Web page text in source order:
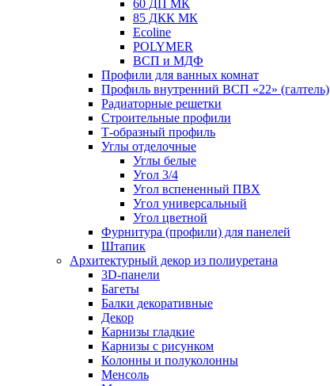
60 ДП МК
85 ДКК МК
Ecoline
POLYMER
ВСП и МДФ
Профили для ванных комнат
Профиль внутренний ВСП «22» (галтель)
Радиаторные решетки
Строительные профили
Т-образный профиль
Углы отделочные
Углы белые
Угол 3/4
Угол вспененный ПВХ
Угол универсальный
Угол цветной
Фурнитура (профили) для панелей
Штапик
Архитектурный декор из полиуретана
3D-панели
Багеты
Балки декоративные
Декор
Карнизы гладкие
Карнизы с рисунком
Колонны и полуколонны
Менсоль